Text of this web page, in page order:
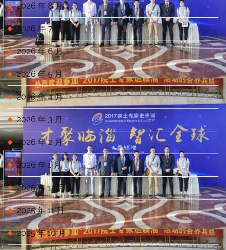
2026 年 8 月
2026 年 7 月
2026 年 6 月
2026 年 5 月
2026 年 4 月
2026 年 3 月
2026 年 2 月
2026 年 1 月
2025 年 12 月
2025 年 11 月
2025 年 10 月